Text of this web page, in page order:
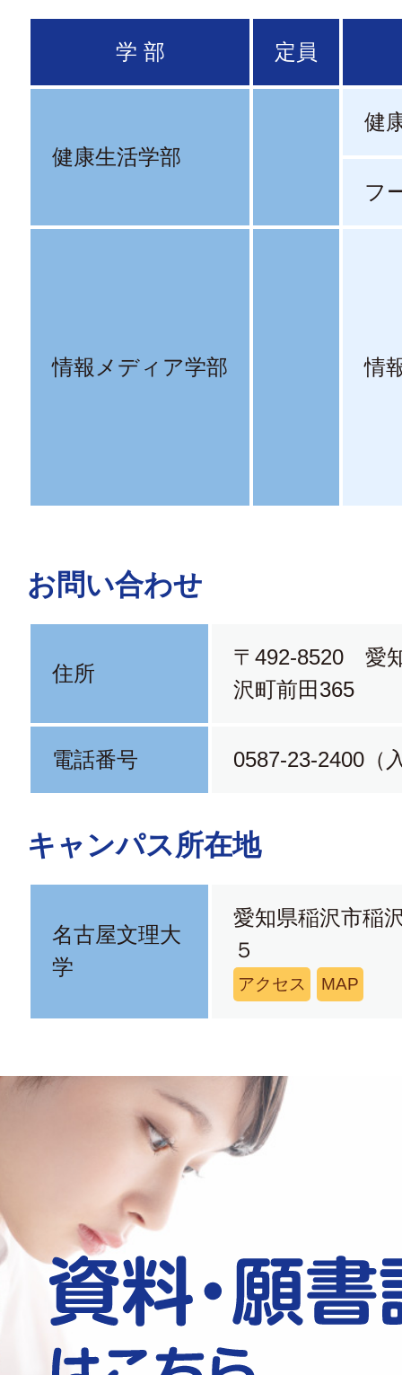
学 部 定員
健康生活学部
健
フ
情報メディア学部 情
お問い合わせ
住所
〒492-8520 愛
沢町前田365
電話番号 0587-23-2400（
キャンパス所在地
名古屋文理大
学
愛知県稲沢市稲
５
アクセス MAP